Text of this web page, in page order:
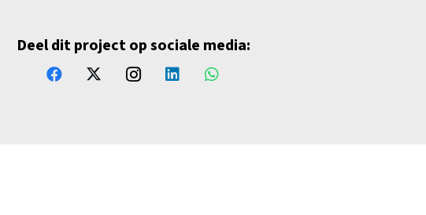
Deel dit project op sociale media: